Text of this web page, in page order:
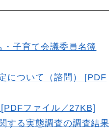
・子育て会議委員名簿
について（諮問） [PDF
ファイル／27KB]
する実態調査の調査結果